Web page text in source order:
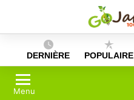
DERNIÈRE POPULAIRE
Menu